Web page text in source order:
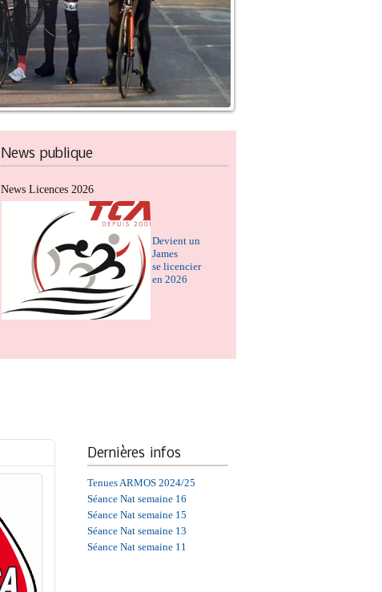
News publique
News Licences 2026
Devient un
James
se licencier
en 2026
Dernières infos
Tenues ARMOS 2024/25
Séance Nat semaine 16
Séance Nat semaine 15
Séance Nat semaine 13
Séance Nat semaine 11